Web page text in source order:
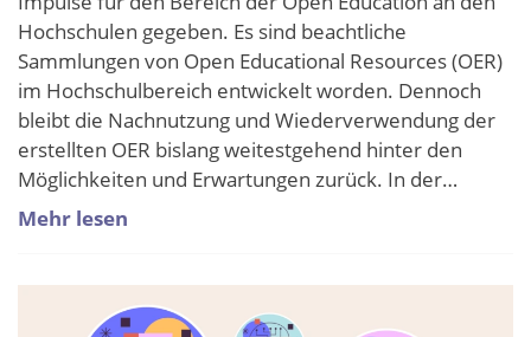
Hochschulen gegeben. Es sind beachtliche
Sammlungen von Open Educational Resources (OER)
im Hochschulbereich entwickelt worden. Dennoch
bleibt die Nachnutzung und Wiederverwendung der
erstellten OER bislang weitestgehend hinter den
Möglichkeiten und Erwartungen zurück. In der…
Mehr lesen